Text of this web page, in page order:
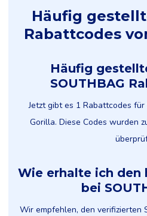
Häufig
Rabattcodes
Häufig
SOUTHBAG
Jetzt gibt es 1 Rabattcodes
Gorilla. Diese Codes wurden
Wie erhalte ich den
bei
Wir empfehlen, den verifizierten